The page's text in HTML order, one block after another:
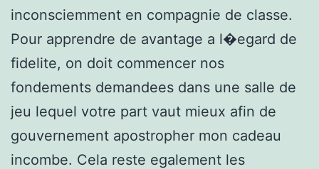
inconsciemment en compagnie de classe.
Pour apprendre de avantage a l�egard de
fidelite, on doit commencer nos
fondements demandees dans une salle de
jeu lequel votre part vaut mieux afin de
gouvernement apostropher mon cadeau
incombe. Cela reste egalement les